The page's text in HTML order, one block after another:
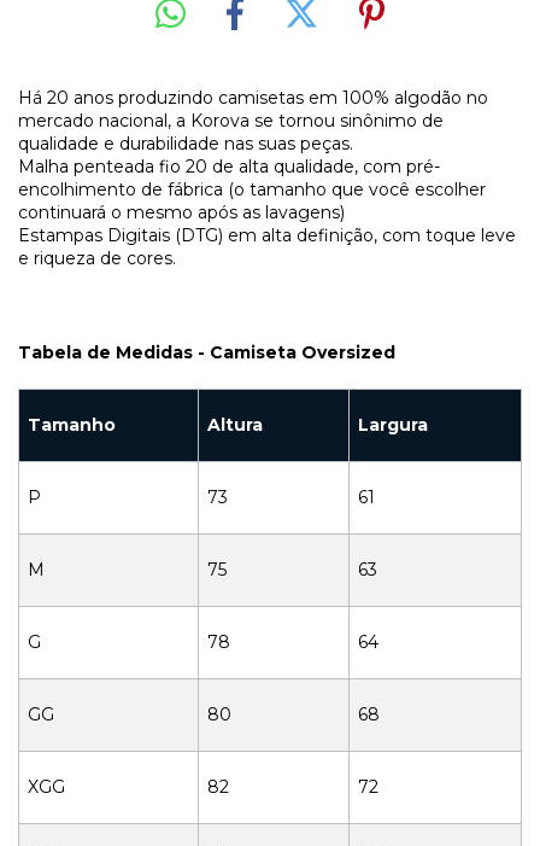
Há 20 anos produzindo camisetas em 100% algodão no
mercado nacional, a Korova se tornou sinônimo de
qualidade e durabilidade nas suas peças.
Malha penteada fio 20 de alta qualidade, com pré-
encolhimento de fábrica (o tamanho que você escolher
continuará o mesmo após as lavagens)
Estampas Digitais (DTG) em alta definição, com toque leve
e riqueza de cores.
Tabela de Medidas - Camiseta Oversized
Tamanho Altura Largura
P 73 61
M 75 63
G 78 64
GG 80 68
XGG 82 72